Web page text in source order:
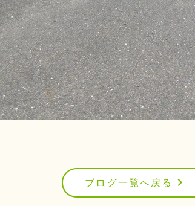
ブログ一覧へ戻る chevron_right